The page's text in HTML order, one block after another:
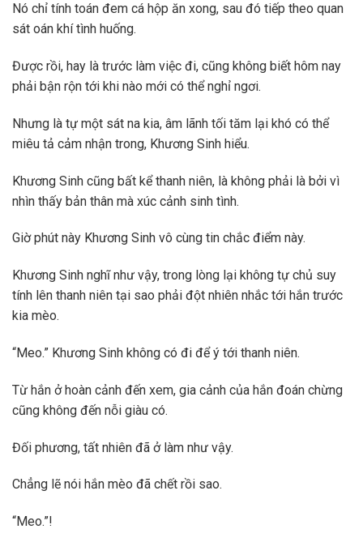
Nó chỉ tính toán đem cá hộp ăn xong, sau đó tiếp theo quan
sát oán khí tình huống.
Được rồi, hay là trước làm việc đi, cũng không biết hôm nay
phải bận rộn tới khi nào mới có thể nghỉ ngơi.
Nhưng là tự một sát na kia, âm lãnh tối tăm lại khó có thể
miêu tả cảm nhận trong, Khương Sinh hiểu.
Khương Sinh cũng bất kể thanh niên, là không phải là bởi vì
nhìn thấy bản thân mà xúc cảnh sinh tình.
Giờ phút này Khương Sinh vô cùng tin chắc điểm này.
Khương Sinh nghĩ như vậy, trong lòng lại không tự chủ suy
tính lên thanh niên tại sao phải đột nhiên nhắc tới hắn trước
kia mèo.
“Meo.” Khương Sinh không có đi để ý tới thanh niên.
Từ hắn ở hoàn cảnh đến xem, gia cảnh của hắn đoán chừng
cũng không đến nỗi giàu có.
Đối phương, tất nhiên đã ở làm như vậy.
Chẳng lẽ nói hắn mèo đã chết rồi sao.
“Meo.”!